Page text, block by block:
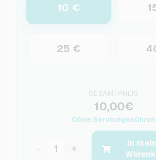
10 €
25 €
GESAMTPREIS
10,00€
Ohne Servicegebühren
+
In